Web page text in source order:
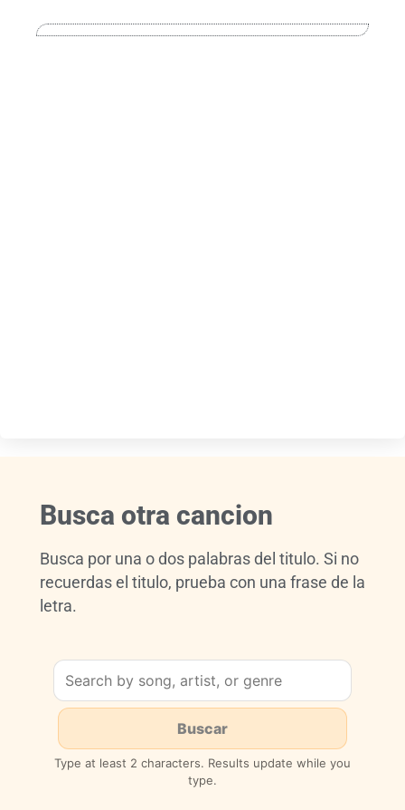
Busca otra cancion
Busca por una o dos palabras del titulo. Si no
recuerdas el titulo, prueba con una frase de la
letra.
Type at least 2 characters. Results update while you
type.